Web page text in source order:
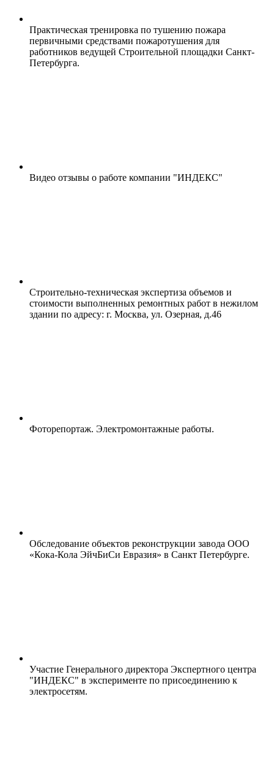
Практическая тренировка по тушению пожара
первичными средствами пожаротушения для
работников ведущей Строительной площадки Санкт-
Петербурга.
Видео отзывы о работе компании "ИНДЕКС"
Строительно-техническая экспертиза объемов и
стоимости выполненных ремонтных работ в нежилом
здании по адресу: г. Москва, ул. Озерная, д.46
Фоторепортаж. Электромонтажные работы.
Обследование объектов реконструкции завода ООО
«Кока-Кола ЭйчБиСи Евразия» в Санкт Петербурге.
Участие Генерального директора Экспертного центра
"ИНДЕКС" в эксперименте по присоединению к
электросетям.